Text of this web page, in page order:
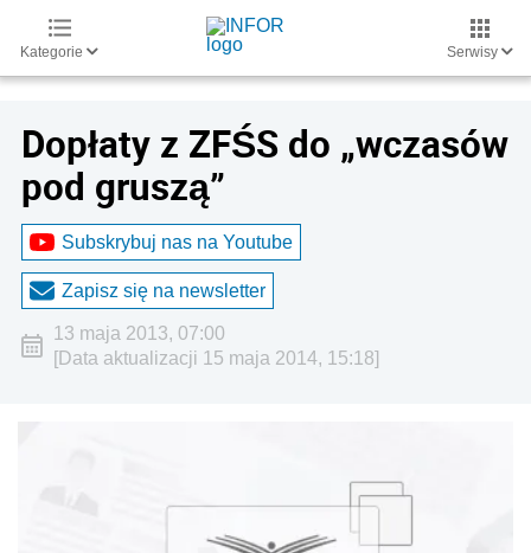
Kategorie Serwisy
Dopłaty z ZFŚS do „wczasów
pod gruszą”
Subskrybuj nas na Youtube
Zapisz się na newsletter
13 maja 2013, 07:00
[Data aktualizacji 15 maja 2014, 15:18]